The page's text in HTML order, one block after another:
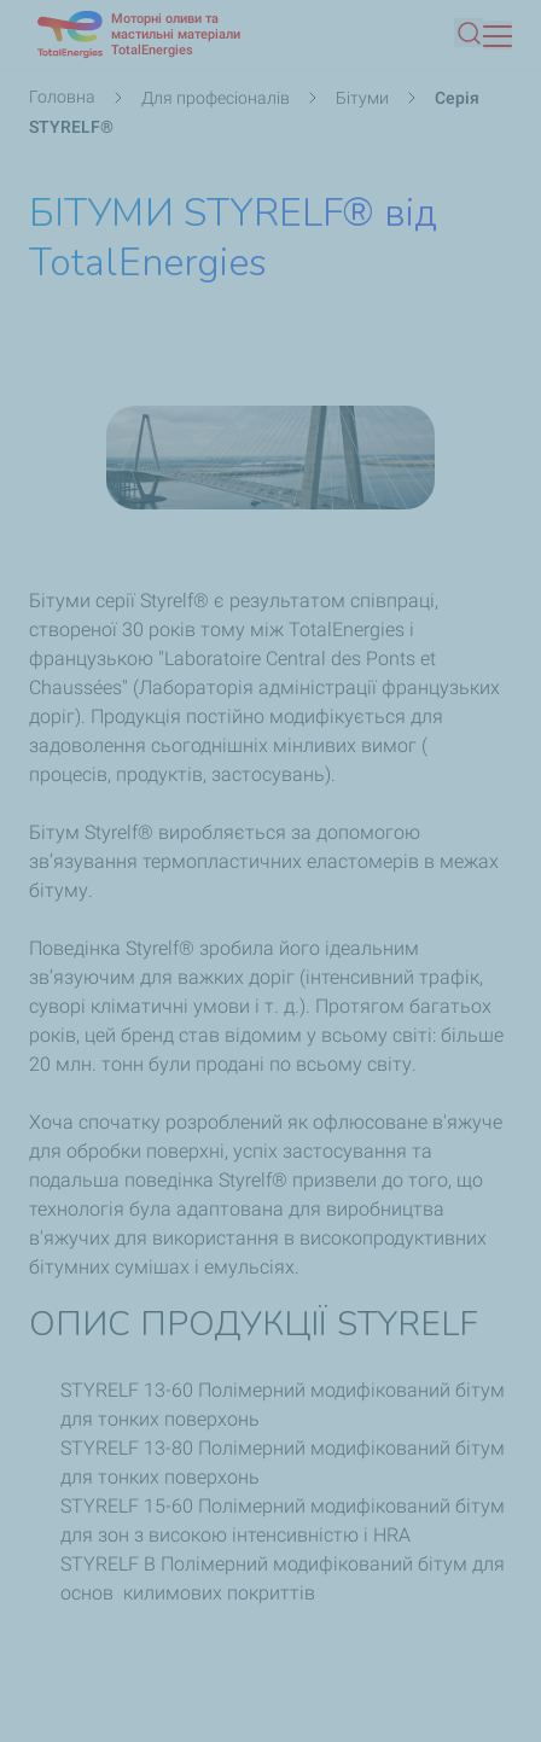
основного
Моторні оливи та
мастильні матеріали
TotalEnergies
Пошук
Рядок
навіґації
Головна Для професіоналів Бітуми
Серія
STYRELF®
БІТУМИ STYRELF® від
TotalEnergies
Бітуми серії Styrelf® є результатом співпраці,
створеної 30 років тому між TotalEnergies і
французькою "Laboratoire Central des Ponts et
Chaussées" (Лабораторія адміністрації французьких
доріг). Продукція постійно модифікується для
задоволення сьогоднішніх мінливих вимог (
процесів, продуктів, застосувань).
Бітум Styrelf® виробляється за допомогою
зв’язування термопластичних еластомерів в межах
бітуму.
Поведінка Styrelf® зробила його ідеальним
зв’язуючим для важких доріг (інтенсивний трафік,
суворі кліматичні умови і т. д.). Протягом багатьох
років, цей бренд став відомим у всьому світі: більше
20 млн. тонн були продані по всьому світу.
Хоча спочатку розроблений як офлюсоване в'яжуче
для обробки поверхні, успіх застосування та
подальша поведінка Styrelf® призвели до того, що
технологія була адаптована для виробництва
в'яжучих для використання в високопродуктивних
бітумних сумішах і емульсіях.
ОПИС ПРОДУКЦІЇ STYRELF
STYRELF 13-60 Полімерний модифікований бітум
для тонких поверхонь
STYRELF 13-80 Полімерний модифікований бітум
для тонких поверхонь
STYRELF 15-60 Полімерний модифікований бітум
для зон з високою інтенсивністю і HRA
STYRELF B Полімерний модифікований бітум для
основ килимових покриттів